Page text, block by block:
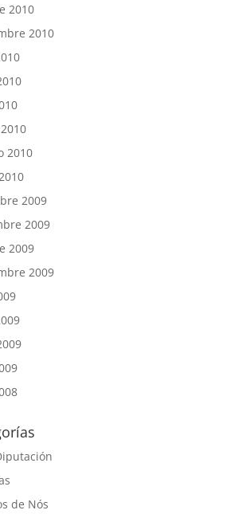
2010
2010
2010
2009
2009
2009
2009
de Nós